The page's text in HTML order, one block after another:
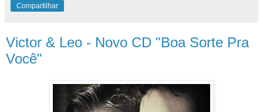
Compartilhar
Victor & Leo - Novo CD "Boa Sorte Pra
Você"